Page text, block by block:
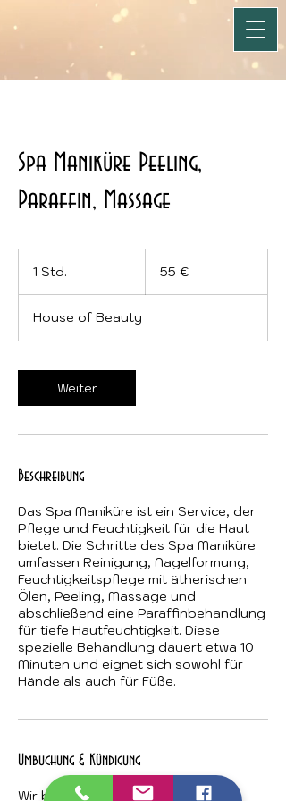
Spa Maniküre Peeling,
Paraffin, Massage
1 Std.
d
55 €
House of Beauty
Weiter
Beschreibung
Das Spa Maniküre ist ein Service, der
Pflege und Feuchtigkeit für die Haut
bietet. Die Schritte des Spa Maniküre
umfassen Reinigung, Nagelformung,
Feuchtigkeitspflege mit ätherischen
Ölen, Peeling, Massage und
abschließend eine Paraffinbehandlung
für tiefe Hautfeuchtigkeit. Diese
spezielle Behandlung dauert etwa 10
Minuten und eignet sich sowohl für
Hände als auch für Füße.
Umbuchung & Kündigung
Wir berechnen eine verbindliche